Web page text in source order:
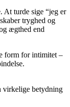
turde sige “jeg er
tryghed og
ægthed end
form for intimitet –
virkelige betydning